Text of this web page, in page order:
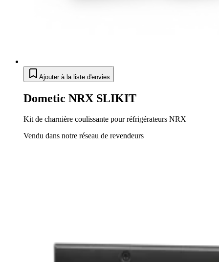
Ajouter à la liste d'envies
Dometic NRX SLIKIT
Kit de charnière coulissante pour réfrigérateurs NRX
Vendu dans notre réseau de revendeurs